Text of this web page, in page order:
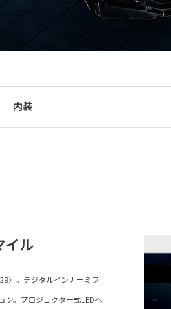
内装
イル
〉。デジタルインナーミラ
ン。プロジェクター式LEDヘ